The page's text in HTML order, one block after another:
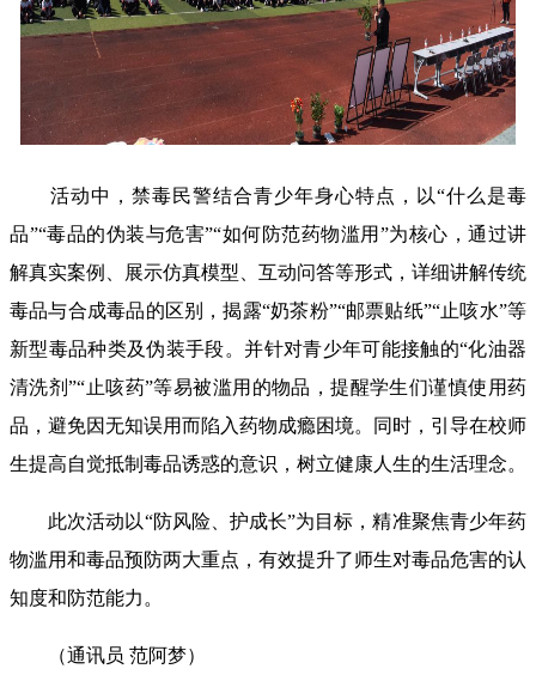
活动中，禁毒民警结合青少年身心特点，以“什么是毒
品”“毒品的伪装与危害”“如何防范药物滥用”为核心，通过讲
解真实案例、展示仿真模型、互动问答等形式，详细讲解传统
毒品与合成毒品的区别，揭露“奶茶粉”“邮票贴纸”“止咳水”等
新型毒品种类及伪装手段。并针对青少年可能接触的“化油器
清洗剂”“止咳药”等易被滥用的物品，提醒学生们谨慎使用药
品，避免因无知误用而陷入药物成瘾困境。同时，引导在校师
生提高自觉抵制毒品诱惑的意识，树立健康人生的生活理念。
此次活动以“防风险、护成长”为目标，精准聚焦青少年药
物滥用和毒品预防两大重点，有效提升了师生对毒品危害的认
知度和防范能力。
（通讯员 范阿梦）